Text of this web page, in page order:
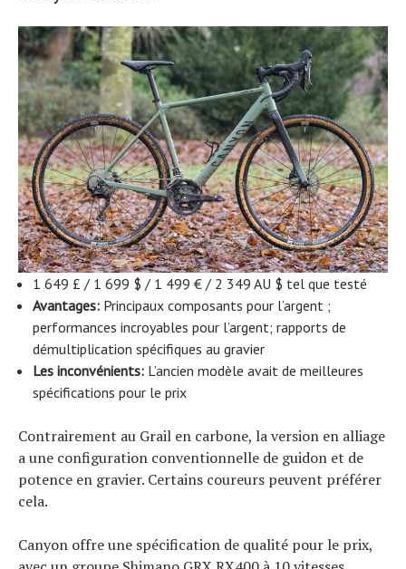
1 649 £ / 1 699 $ / 1 499 € / 2 349 AU $ tel que testé
Avantages: Principaux composants pour l’argent ;
performances incroyables pour l’argent; rapports de
démultiplication spécifiques au gravier
Les inconvénients: L’ancien modèle avait de meilleures
spécifications pour le prix
Contrairement au Grail en carbone, la version en alliage
a une configuration conventionnelle de guidon et de
potence en gravier. Certains coureurs peuvent préférer
cela.
Canyon offre une spécification de qualité pour le prix,